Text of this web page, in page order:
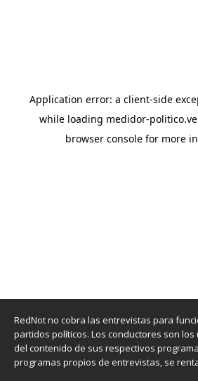
RedNot no cobra las entrevistas para
partidos políticos. Los conductores son
del contenido de sus respectivos
programas propios de entrevistas, se